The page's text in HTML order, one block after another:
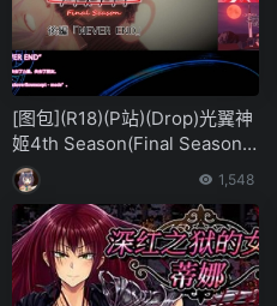
[图包](R18)(P站)(Drop)光翼神
姬4th Season(Final Season)
主线剧情后篇Last Story
1,548